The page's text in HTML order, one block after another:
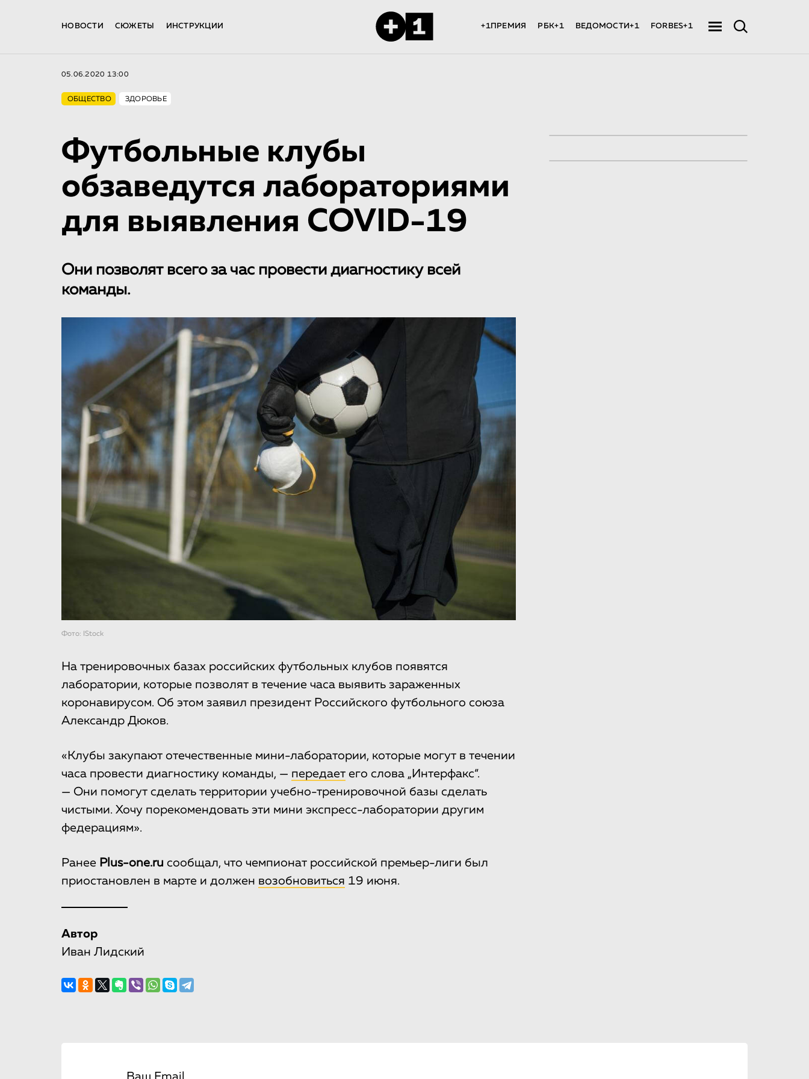
НОВОСТИ СЮЖЕТЫ ИНСТРУКЦИИ +1ПРЕМИЯ РБК+1 ВЕДОМОСТИ+1 FORBES+1
05.06.2020 13:00
ОБЩЕСТВО ЗДОРОВЬЕ
Футбольные клубы
обзаведутся лабораториями
для выявления COVID-19
Они позволят всего за час провести диагностику всей
команды.
Фото: IStock
На тренировочных базах российских футбольных клубов появятся
лаборатории, которые позволят в течение часа выявить зараженных
коронавирусом. Об этом заявил президент Российского футбольного союза
Александр Дюков.
«Клубы закупают отечественные мини-лаборатории, которые могут в течении
часа провести диагностику команды, — передает его слова „Интерфакс“.
— Они помогут сделать территории учебно-тренировочной базы сделать
чистыми. Хочу порекомендовать эти мини экспресс-лаборатории другим
федерациям».
Ранее Plus-one.ru сообщал, что чемпионат российской премьер-лиги был
приостановлен в марте и должен возобновиться 19 июня.
Автор
Иван Лидский